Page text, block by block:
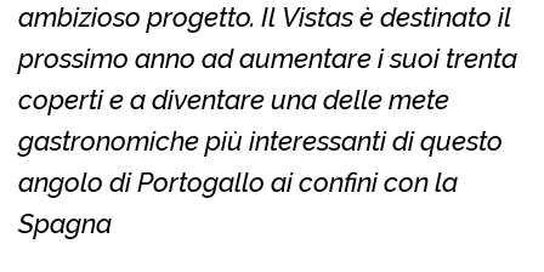
ambizioso progetto. Il Vistas è destinato il
prossimo anno ad aumentare i suoi trenta
coperti e a diventare una delle mete
gastronomiche più interessanti di questo
angolo di Portogallo ai confini con la
Spagna